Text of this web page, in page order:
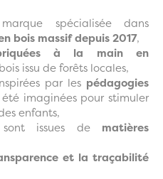
spécialisée dans
bois massif depuis 2017,
à la main en
issu de forêts locales,
par les pédagogies
imaginées pour stimuler
enfants,
sont issues de matières
et la traçabilité